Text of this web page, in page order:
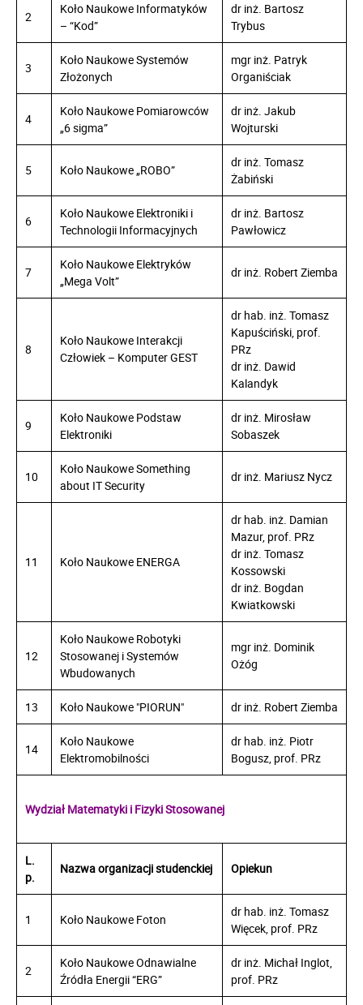
2
Koło Naukowe Informatyków
– “Kod”
dr inż. Bartosz
Trybus
3
Koło Naukowe Systemów
Złożonych
mgr inż. Patryk
Organiściak
4
Koło Naukowe Pomiarowców
„6 sigma”
dr inż. Jakub
Wojturski
5 Koło Naukowe „ROBO”
dr inż. Tomasz
Żabiński
6
Koło Naukowe Elektroniki i
Technologii Informacyjnych
dr inż. Bartosz
Pawłowicz
7
Koło Naukowe Elektryków
„Mega Volt”
dr inż. Robert Ziemba
8
Koło Naukowe Interakcji
Człowiek – Komputer GEST
dr hab. inż. Tomasz
Kapuściński, prof.
PRz
dr inż. Dawid
Kalandyk
9
Koło Naukowe Podstaw
Elektroniki
dr inż. Mirosław
Sobaszek
10
Koło Naukowe Something
about IT Security
dr inż. Mariusz Nycz
11 Koło Naukowe ENERGA
dr hab. inż. Damian
Mazur, prof. PRz
dr inż. Tomasz
Kossowski
dr inż. Bogdan
Kwiatkowski
12
Koło Naukowe Robotyki
Stosowanej i Systemów
Wbudowanych
mgr inż. Dominik
Ożóg
13 Koło Naukowe "PIORUN" dr inż. Robert Ziemba
14
Koło Naukowe
Elektromobilności
dr hab. inż. Piotr
Bogusz, prof. PRz
Wydział Matematyki i Fizyki Stosowanej
L.
p.
Nazwa organizacji studenckiej Opiekun
1 Koło Naukowe Foton
dr hab. inż. Tomasz
Więcek, prof. PRz
2
Koło Naukowe Odnawialne
Źródła Energii “ERG”
dr inż. Michał Inglot,
prof. PRz